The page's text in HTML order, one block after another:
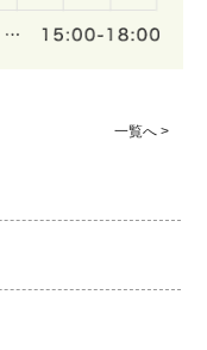
一覧へ >